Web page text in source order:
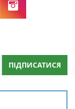
ПІДПИСАТИСЯ